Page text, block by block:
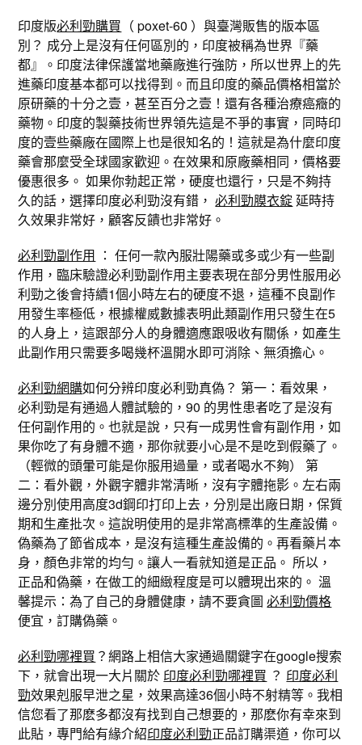
印度版必利勁購買 （ poxet-60 ）與臺灣販售的版本區
別？ 成分上是沒有任何區別的，印度被稱為世界『藥
都』。印度法律保護當地藥廠進行強防，所以世界上的先
進藥印度基本都可以找得到。而且印度的藥品價格相當於
原研藥的十分之壹，甚至百分之壹！還有各種治療癌癥的
藥物。印度的製藥技術世界領先這是不爭的事實，同時印
度的壹些藥廠在國際上也是很知名的！這就是為什麼印度
藥會那麼受全球國家歡迎。在效果和原廠藥相同，價格要
優惠很多。 如果你勃起正常，硬度也還行，只是不夠持
久的話，選擇印度必利勁沒有錯，必利勁膜衣錠 延時持
久效果非常好，顧客反饋也非常好。
必利勁副作用 ： 任何一款內服壯陽藥或多或少有一些副
作用，臨床驗證必利勁副作用主要表現在部分男性服用必
利勁之後會持續1個小時左右的硬度不退，這種不良副作
用發生率極低，根據權威數據表明此類副作用只發生在5
的人身上，這跟部分人的身體適應跟吸收有關係，如產生
此副作用只需要多喝幾杯溫開水即可消除、無須擔心。
必利勁網購如何分辨印度必利勁真偽？ 第一：看效果，
必利勁是有通過人體試驗的，90 的男性患者吃了是沒有
任何副作用的。也就是說，只有一成男性會有副作用，如
果你吃了有身體不適，那你就要小心是不是吃到假藥了。
（輕微的頭暈可能是你服用過量，或者喝水不夠） 第
二：看外觀，外觀字體非常清晰，沒有字體拖影。左右兩
邊分別使用高度3d鋼印打印上去，分別是出廠日期，保質
期和生產批次。這說明使用的是非常高標準的生產設備。
偽藥為了節省成本，是沒有這種生產設備的。再看藥片本
身，顏色非常的均勻。讓人一看就知道是正品。 所以，
正品和偽藥，在做工的細緻程度是可以體現出來的。 溫
馨提示：為了自己的身體健康，請不要貪圖必利勁價格
便宜，訂購偽藥。
必利勁哪裡買 ？網路上相信大家通過關鍵字在google搜索
下，就會出現一大片關於 印度必利勁哪裡買 ？ 印度必利
勁效果剋服早泄之星，效果高達36個小時不射精等。我相
信您看了那麽多都沒有找到自己想要的，那麽你有幸來到
此貼，專門給有緣介紹印度必利勁正品訂購渠道，你可以